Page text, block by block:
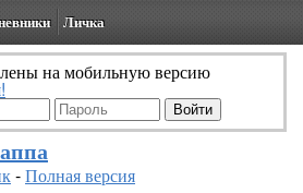
Личка
на мобильную версию
-Полная версия